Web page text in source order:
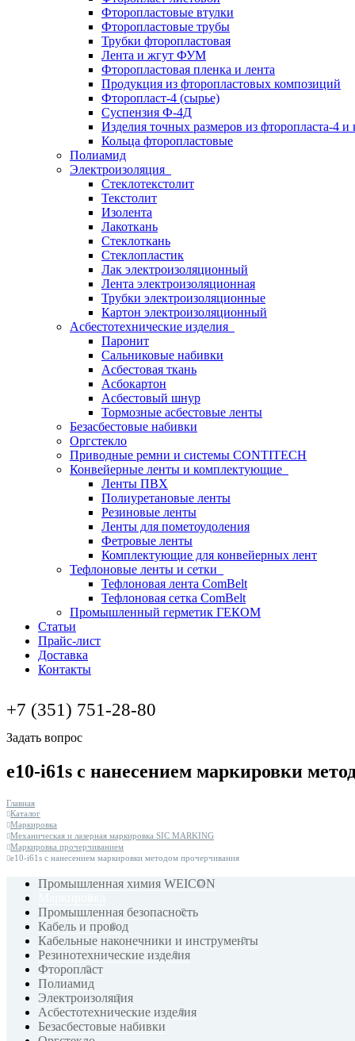
Фторопластовые втулки
Фторопластовые трубы
Трубки фторопластовая
Лента и жгут ФУМ
Фторопластовая пленка и лента
Продукция из фторопластовых композиций
Фторопласт-4 (сырье)
Суспензия Ф-4Д
Изделия точных размеров из фторопласта-4 и
Кольца фторопластовые
Полиамид
Электроизоляция
Стеклотекстолит
Текстолит
Изолента
Лакоткань
Стеклоткань
Стеклопластик
Лак электроизоляционный
Лента электроизоляционная
Трубки электроизоляционные
Картон электроизоляционный
Асбестотехнические изделия
Паронит
Сальниковые набивки
Асбестовая ткань
Асбокартон
Асбестовый шнур
Тормозные асбестовые ленты
Безасбестовые набивки
Оргстекло
Приводные ремни и системы CONTITECH
Конвейерные ленты и комплектующие
Ленты ПВХ
Полиуретановые ленты
Резиновые ленты
Ленты для пометоудоления
Фетровые ленты
Комплектующие для конвейерных лент
Тефлоновые ленты и сетки
Тефлоновая лента ComBelt
Тефлоновая сетка ComBelt
Промышленный герметик ГЕКОМ
Статьи
Прайс-лист
Доставка
Контакты
+7 (351) 751-28-80
Задать вопрос
e10-i61s с нанесением маркировки
Главная
Каталог
Маркировка
Механическая и лазерная маркировка SIC MARKING
Маркировка прочерчиванием
e10-i61s с нанесением маркировки методом прочерчивания
Промышленная химия WEICON
Промышленная безопасность
Кабель и провод
Кабельные наконечники и инструменты
Резинотехнические изделия
Фторопласт
Полиамид
Электроизоляция
Асбестотехнические изделия
Безасбестовые набивки